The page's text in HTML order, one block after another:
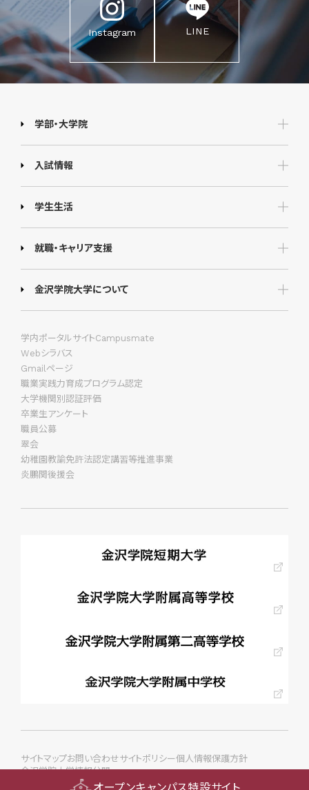
Instagram LINE
学部・大学院
入試情報
学生生活
就職・キャリア支援
金沢学院大学について
学内ポータルサイトCampusmate
Webシラバス
Gmailページ
職業実践力育成プログラム認定
大学機関別認証評価
卒業生アンケート
職員公募
翠会
幼稚園教諭免許法認定講習等推進事業
炎鵬関後援会
サイトマップお問い合わせサイトポリシー個人情報保護方針
金沢学院大学情報公開
© KANAZAWA GAKUIN Univ. All rights reserved.